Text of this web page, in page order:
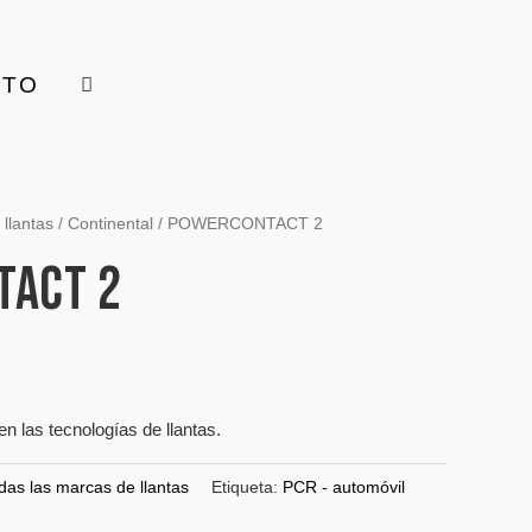
llantas / Continental / POWERCONTACT 2
2
las tecnologías de llantas.
las marcas de llantas Etiqueta: PCR - automóvil